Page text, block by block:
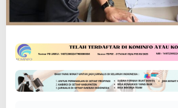
a
t
n
g
s
i
a